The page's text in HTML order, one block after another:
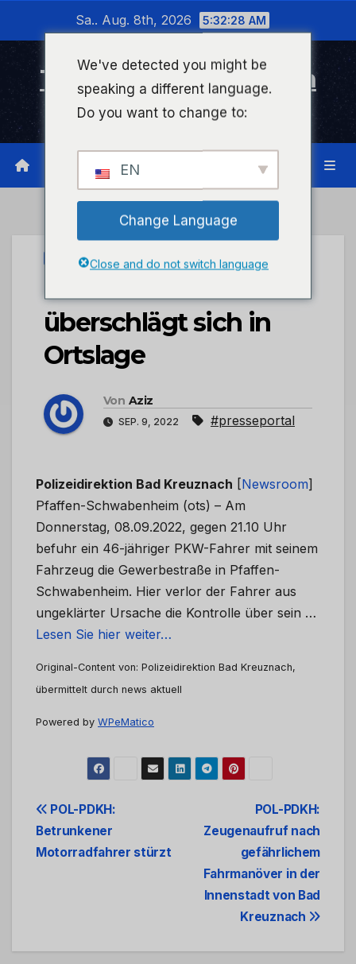
wechseln
Sa.. Aug. 8th, 2026 5:32:28 AM
Timeline Bad Kreuznach
Infonetzwerk für Bad Kreuznach
PRESSEPORTAL
POL-PDKH: PKW
überschlägt sich in
Ortslage
Von Aziz
SEP. 9, 2022 #presseportal
Polizeidirektion Bad Kreuznach [Newsroom]
Pfaffen-Schwabenheim (ots) – Am
Donnerstag, 08.09.2022, gegen 21.10 Uhr
befuhr ein 46-jähriger PKW-Fahrer mit seinem
Fahrzeug die Gewerbestraße in Pfaffen-
Schwabenheim. Hier verlor der Fahrer aus
ungeklärter Ursache die Kontrolle über sein …
Lesen Sie hier weiter…
Original-Content von: Polizeidirektion Bad Kreuznach,
übermittelt durch news aktuell
Powered by WPeMatico
Beitrags-
Navigation
POL-PDKH:
Zeugenaufruf nach
gefährlichem
Fahrmanöver in der
Innenstadt von Bad
Kreuznach
POL-PDKH:
Betrunkener
Motorradfahrer stürzt
We've detected you might be
speaking a different language.
Do you want to change to:
EN
Change Language
Close and do not switch language